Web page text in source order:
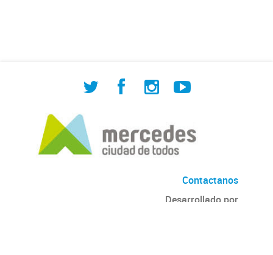
Contactanos
Desarrollado por